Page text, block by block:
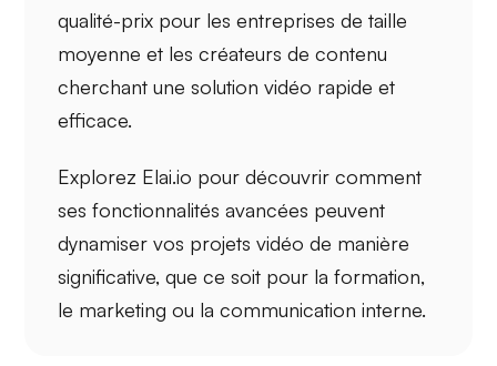
qualité-prix pour les entreprises de taille
moyenne et les créateurs de contenu
cherchant une solution vidéo rapide et
efficace.
Explorez Elai.io pour découvrir comment
sesfonctionnalités avancées peuvent
dynamiser vos projets vidéo de manière
significative, que ce soit pour la formation,
le marketing ou la communication interne.